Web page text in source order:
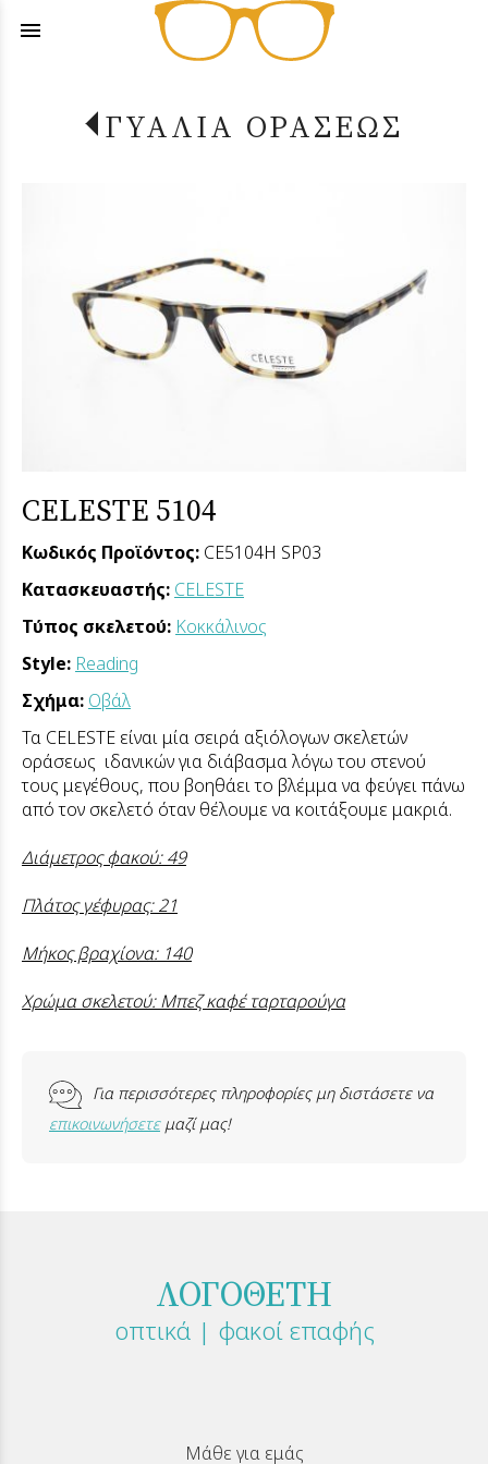
menu
ΓΥΑΛΙΑ ΟΡΑΣΕΩΣ
CELESTE 5104
Κωδικός Προϊόντος: CE5104H SP03
Κατασκευαστής: CELESTE
Τύπος σκελετού: Κοκκάλινος
Style: Reading
Σχήμα: Οβάλ
Τα CELESTE είναι μία σειρά αξιόλογων σκελετών
οράσεως ιδανικών για διάβασμα λόγω του στενού
τους μεγέθους, που βοηθάει το βλέμμα να φεύγει πάνω
από τον σκελετό όταν θέλουμε να κοιτάξουμε μακριά.
Διάμετρος φακού: 49
Πλάτος γέφυρας: 21
Μήκος βραχίονα: 140
Χρώμα σκελετού: Μπεζ καφέ ταρταρούγα
Για περισσότερες πληροφορίες μη διστάσετε να
επικοινωνήσετεμαζί μας!
ΛΟΓΟΘΕΤΗ
οπτικά | φακοί επαφής
Μάθε για εμάς